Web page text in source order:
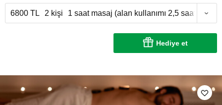
6800 TL 2 kişi 1 saat masaj (alan kullanımı 2,5 saat)
Hediye et